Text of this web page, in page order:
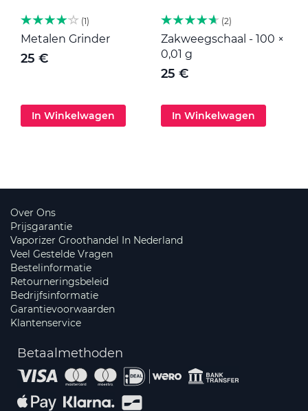
1
Metalen Grinder
25 €
In Winkelwagen
2
Zakweegschaal - 100 ×
0,01 g
25 €
In Winkelwagen
Over Ons
Prijsgarantie
Vaporizer Groothandel In Nederland
Veel Gestelde Vragen
Bestelinformatie
Retourneringsbeleid
Bedrijfsinformatie
Garantievoorwaarden
Klantenservice
Betaalmethoden